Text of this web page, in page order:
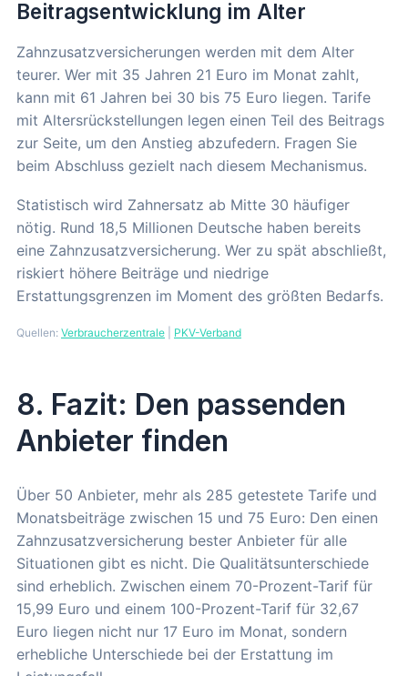
Beitragsentwicklung im Alter
Zahnzusatzversicherungen werden mit dem Alter
teurer. Wer mit 35 Jahren 21 Euro im Monat zahlt,
kann mit 61 Jahren bei 30 bis 75 Euro liegen. Tarife
mit Altersrückstellungen legen einen Teil des Beitrags
zur Seite, um den Anstieg abzufedern. Fragen Sie
beim Abschluss gezielt nach diesem Mechanismus.
Statistisch wird Zahnersatz ab Mitte 30 häufiger
nötig. Rund 18,5 Millionen Deutsche haben bereits
eine Zahnzusatzversicherung. Wer zu spät abschließt,
riskiert höhere Beiträge und niedrige
Erstattungsgrenzen im Moment des größten Bedarfs.
Quellen: Verbraucherzentrale PKV-Verband
8. Fazit: Den passenden
Anbieter finden
Über 50 Anbieter, mehr als 285 getestete Tarife und
Monatsbeiträge zwischen 15 und 75 Euro: Den einen
Zahnzusatzversicherung bester Anbieter für alle
Situationen gibt es nicht. Die Qualitätsunterschiede
sind erheblich. Zwischen einem 70-Prozent-Tarif für
15,99 Euro und einem 100-Prozent-Tarif für 32,67
Euro liegen nicht nur 17 Euro im Monat, sondern
erhebliche Unterschiede bei der Erstattung im